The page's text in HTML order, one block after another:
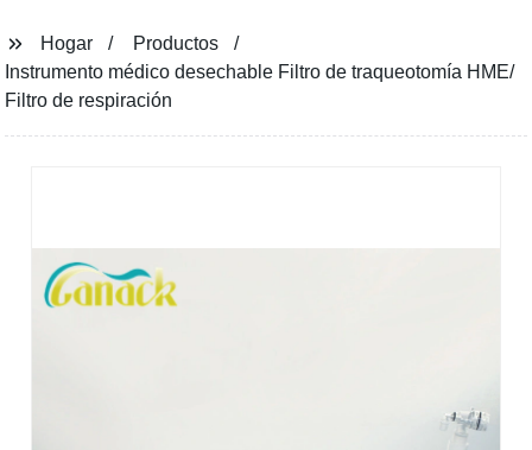
Hogar
Productos
Instrumento médico desechable Filtro de traqueotomía HME/
Filtro de respiración